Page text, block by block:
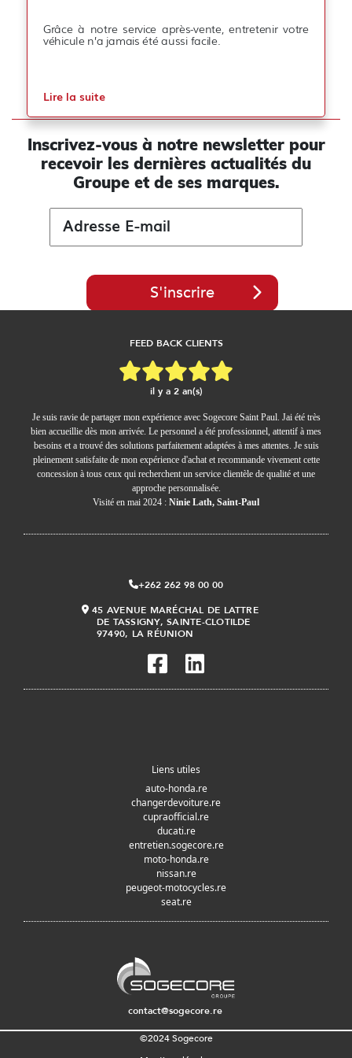
Grâce à notre service après-vente, entretenir votre
véhicule n’a jamais été aussi facile.
Lire la suite
Inscrivez-vous à notre newsletter pour
recevoir les dernières actualités du
Groupe et de ses marques.
S'inscrire
FEED BACK CLIENTS
il y a 2 an(s)
Je suis ravie de partager mon expérience avec Sogecore Saint Paul. Jai été très
bien accueillie dès mon arrivée. Le personnel a été professionnel, attentif à mes
besoins et a trouvé des solutions parfaitement adaptées à mes attentes. Je suis
pleinement satisfaite de mon expérience d'achat et recommande vivement cette
concession à tous ceux qui recherchent un service clientèle de qualité et une
approche personnalisée.
Visité en mai 2024 : Ninie Lath, Saint-Paul
+262 262 98 00 00
45 AVENUE MARÉCHAL DE LATTRE
DE TASSIGNY, SAINTE-CLOTILDE
97490, LA RÉUNION
Liens utiles
auto-honda.re
changerdevoiture.re
cupraofficial.re
ducati.re
entretien.sogecore.re
moto-honda.re
nissan.re
peugeot-motocycles.re
seat.re
contact@sogecore.re
©2024 Sogecore